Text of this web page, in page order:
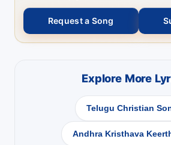
Request a Song
Explore More
Telugu Christian
Andhra Kristhava